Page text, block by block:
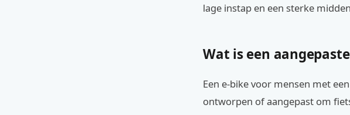
lage instap en een sterke
Wat is een
Een e-bike voor mensen met
ontworpen of aangepast om